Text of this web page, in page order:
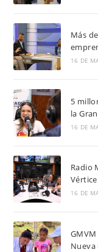
Más
16 DE
5
la
16 DE
Radio
16 DE
Nueva